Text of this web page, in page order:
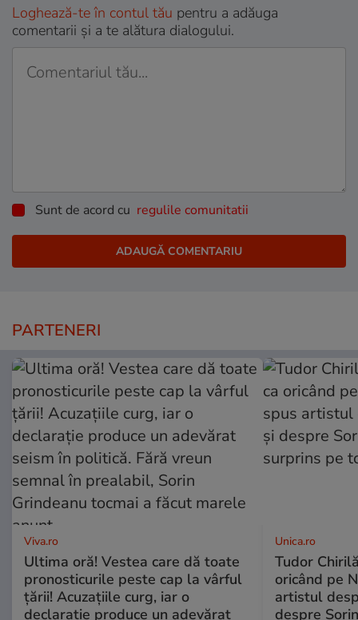
Loghează-te în contul tău pentru a adăuga
comentarii și a te alătura dialogului.
Sunt de acord cu regulile comunitatii
PARTENERI
Viva.ro
Ultima oră! Vestea care dă toate
pronosticurile peste cap la vârful
țării! Acuzațiile curg, iar o
declarație produce un adevărat
Unica.ro
Tudor
oricând pe
artistul
despre